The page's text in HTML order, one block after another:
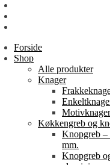
Forside
Shop
Alle produkter
Knager
Motivknager
Køkkengreb og
Knopgreb –
mm.
Knopgreb